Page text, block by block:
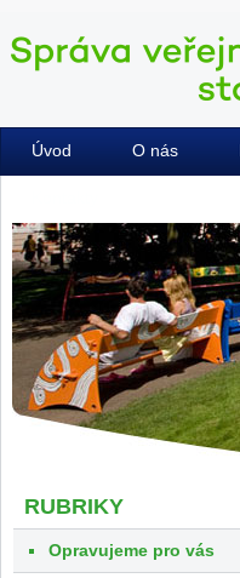
Úvod O nás
RUBRIKY
Opravujeme pro vás